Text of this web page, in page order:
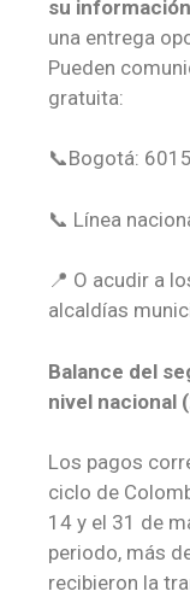
su
una entrega
Pueden
gratuita:
📞Bogotá:
📞 Línea
📍 O acudir a
alcaldías
Balance del
nivel nacional
Los pagos
ciclo de
14 y el 31 de
periodo, más
recibieron la